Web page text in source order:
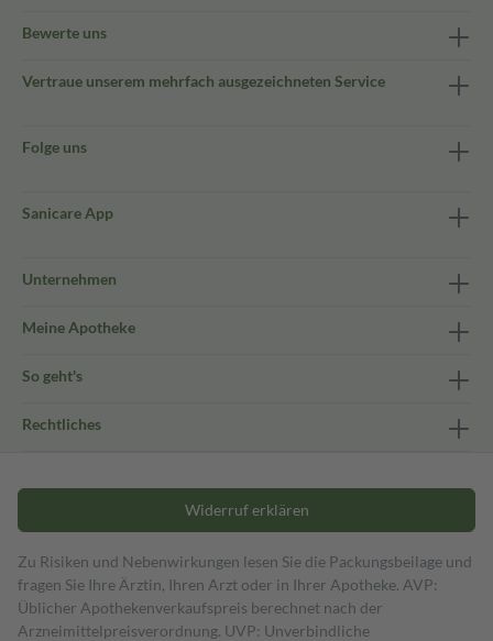
Bewerte uns
Vertraue unserem mehrfach ausgezeichneten Service
Folge uns
Sanicare App
Unternehmen
Meine Apotheke
So geht's
Rechtliches
Widerruf erklären
Zu Risiken und Nebenwirkungen lesen Sie die Packungsbeilage und
fragen Sie Ihre Ärztin, Ihren Arzt oder in Ihrer Apotheke. AVP:
Üblicher Apothekenverkaufspreis berechnet nach der
Arzneimittelpreisverordnung. UVP: Unverbindliche